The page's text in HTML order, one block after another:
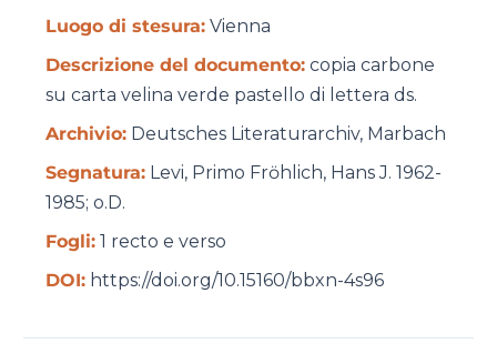
Luogo di stesura: Vienna
Descrizione del documento: copia carbone
su carta velina verde pastello di lettera ds.
Archivio: Deutsches Literaturarchiv, Marbach
Segnatura: Levi, Primo Frӧhlich, Hans J. 1962-
1985; o.D.
Fogli: 1 recto e verso
DOI: https://doi.org/10.15160/bbxn-4s96